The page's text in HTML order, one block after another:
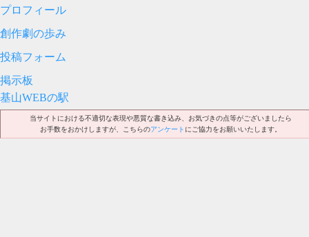
プロフィール
創作劇の歩み
投稿フォーム
掲示板
基山WEBの駅
当サイトにおける不適切な表現や悪質な書き込み、お気づきの点等がございましたら
お手数をおかけしますが、こちらのアンケート にご協力をお願いいたします。